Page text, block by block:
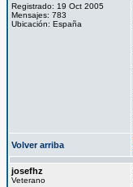
Registrado: 19 Oct 2005
Mensajes: 783
Ubicación: España
Volver arriba
josefhz
Veterano